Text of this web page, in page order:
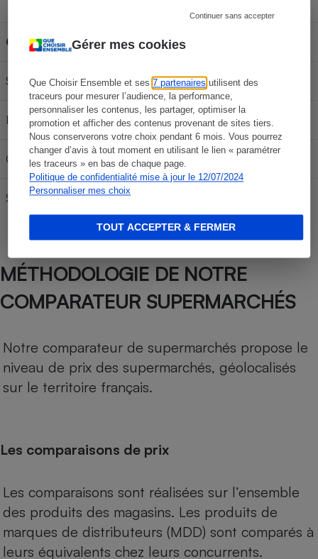
Gérer mes cookies
Que Choisir Ensemble et ses7 partenaires utilisent des
traceurs pour mesurer l’audience, la performance,
personnaliser les contenus, les partager, optimiser la
promotion et afficher des contenus provenant de sites tiers.
Nous conserverons votre choix pendant 6 mois. Vous pourrez
changer d’avis à tout moment en utilisant le lien « paramétrer
les traceurs » en bas de chaque page.
Politique de confidentialité mise à jour le 12/07/2024
Personnaliser mes choix
Continuer sans accepter
TOUT ACCEPTER & FERMER
Carburant 30L 50L
SP 95-E10 62,97 € 104,95 € 146,93 €
E85 24,45 € 40,75 € 57,05 €
Gazole 70,17 € 116,95 €
SP 98 66,57 €
MÉTHODOLOGIE DE NOTRE
COMPARATEUR SUPERMARCHÉS
Notre comparateur de supermarchés propose le
niveau de prix des supermarchés, géolocalisés
sur le territoire français.
Les comparaisons de prix
Les comparaisons sont réalisées sur l’ensemble
des produits des magasins. Les produits de
marques de distributeurs (MDD) sont comparés à
leurs équivalents chez leurs concurrents.